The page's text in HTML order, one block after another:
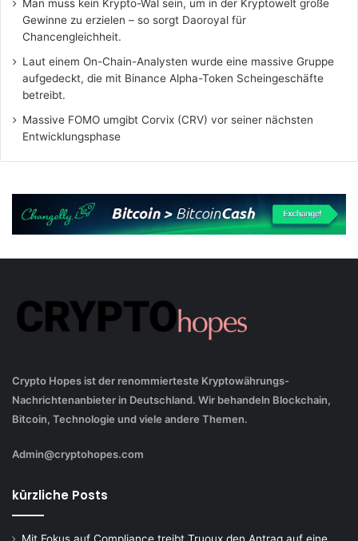
Man muss kein Krypto-Wal sein, um in der Kryptowelt große
Gewinne zu erzielen – so sorgt Daoroyal für
Chancengleichheit.
Laut einem On-Chain-Analysten wurde eine massive Gruppe
aufgedeckt, die mit Binance Alpha-Token Scheingeschäfte
betreibt.
Massive FOMO umgibt Corvix (CRV) vor seiner nächsten
Entwicklungsphase
Crypto Hopes ist der renommierteste Kryptowährungs-
Nachrichtenanbieter in Deutschland. Wir behandeln Blockchain,
Bitcoin, Technologie und viele andere Themen.
Admin@cryptohopes.com
kürzliche Posts